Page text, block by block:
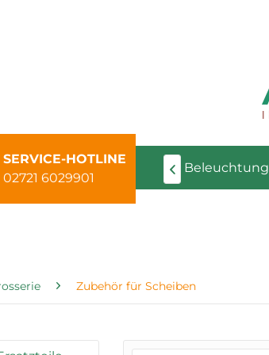
SERVICE-HOTLINE
02721 6029901
Schlepperersatzteile Beleuchtung

Zubehör für Scheiben